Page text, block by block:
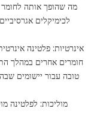
מה שהופך אותה לחומר
לכימיקלים
אינרטיות: פלטינה
חומרים אחרים במהלך
טובה עבור יישומים
מוליכות: לפלטינה